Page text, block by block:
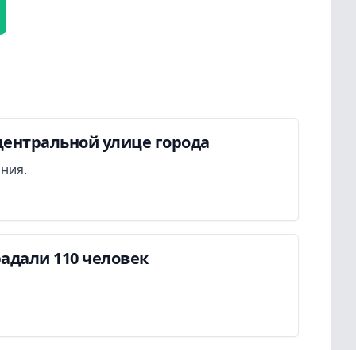
улице города
110 человек